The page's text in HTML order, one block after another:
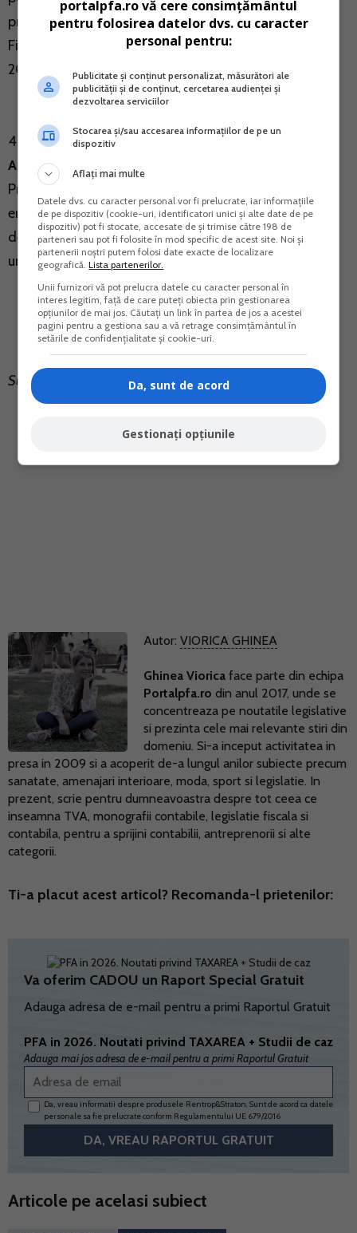
presedintelui Agentiei Nationale de Administrare
Fiscala nr. 3.834/2015 (M. Of. nr. 220 din 21 martie
2019);
4.
Ordinul presedintelui Agentiei Nationale de
Administrare Fiscala nr. 819/2019
Procedurii privind organizarea Registrului
entitatilor/unitatilor de cult pentru care se acorda
deduceri fiscale, precum si a modelului si continutului
unor formulare (M. Of. nr. 223 din 22 martie 2019).
Sursa: ANAF
Autor: VIORICA GHINEA
Ghinea Viorica face parte din echipa
Portalpfa.ro din anul 2017, unde se
concentreaza pe noutatile legislative
si prezinta cele mai relevante stiri din
domeniu. Si-a inceput activitatea in
presa in 2009 si a acoperit de-a lungul anilor subiecte precum
sanatate, amenajari interioare, moda, sport si legislatie. In
prezent, scrie pentru dumneavoastra despre tot ceea ce
inseamna TVA, monografii contabile, legislatie fiscala si
contabila, pentru a sprijini contabilii, antreprenorii si alte
categorii.
Ti-a placut acest articol? Recomanda-l prietenilor:
Va oferim CADOU un Raport Special Gratuit
Adauga adresa de e-mail pentru a primi Raportul Gratuit
PFA in 2026. Noutati privind TAXAREA + Studii de caz
Adauga mai jos adresa de e-mail pentru a primi Raportul Gratuit
Da, vreau informatii despre produsele Rentrop&Straton. Sunt de acord ca datele
personale sa fie prelucrate conform Regulamentului UE 679/2016
Articole pe acelasi subiect
portalpfa.ro vă cere consimțământul
pentru folosirea datelor dvs. cu caracter
personal pentru:
Publicitate și conținut personalizat, măsurători ale
publicității și de conținut, cercetarea audienței și
dezvoltarea serviciilor
Stocarea și/sau accesarea informațiilor de pe un
dispozitiv
Aflați mai multe
Datele dvs. cu caracter personal vor fi prelucrate, iar informațiile
de pe dispozitiv (cookie-uri, identificatori unici și alte date de pe
dispozitiv) pot fi stocate, accesate de și trimise către 198 de
parteneri sau pot fi folosite în mod specific de acest site. Noi și
partenerii noștri putem folosi date exacte de localizare
geografică.Lista partenerilor.
Unii furnizori vă pot prelucra datele cu caracter personal în
interes legitim, față de care puteți obiecta prin gestionarea
opțiunilor de mai jos. Căutați un link în partea de jos a acestei
pagini pentru a gestiona sau a vă retrage consimțământul în
setările de confidențialitate și cookie-uri.
Da, sunt de acord
Gestionați opțiunile